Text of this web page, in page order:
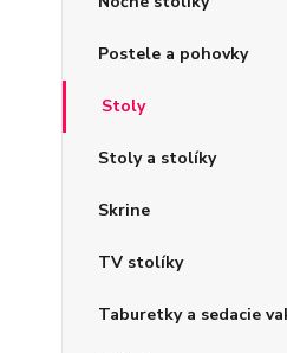
Postele a pohovky
Stoly
Stoly a stolíky
Skrine
TV stolíky
Taburetky a sedacie